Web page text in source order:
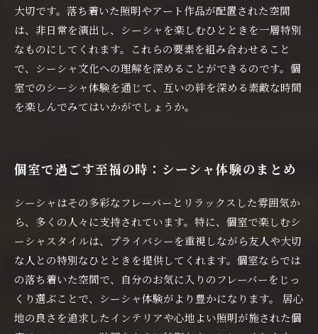
大切です。落ち着いた照明やアート作品が配置された空間
は、非日常を演出し、シーシャを楽しむひとときを一層特別
なものにしてくれます。これらの要素を組み合わせること
で、シーシャ文化への理解を深めることができるのです。個
室でのシーシャ体験を通じて、互いの絆を深める素敵な時間
を楽しんでみてはいかがでしょうか。
個室で過ごす至福の時：シーシャ体験のまとめ
シーシャはその多彩なフレーバーとリラックスした雰囲気か
ら、多くの人々に支持されています。特に、個室で楽しむシ
ーシャスタイルは、プライバシーを重視しながら友人や大切
な人との特別なひとときを提供してくれます。個室ならでは
の落ち着いた空間で、自分のお気に入りのフレーバーをじっ
くり選ぶことで、シーシャ体験がより豊かになります。 居心
地の良さを追求したインテリアや心地よい照明が施された個